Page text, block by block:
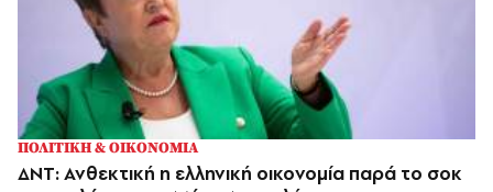
ΠΟΛΙΤΙΚΗ & ΟΙΚΟΝΟΜΙΑ
ΔΝΤ: Ανθεκτική η ελληνική οικονομία παρά το σοκ